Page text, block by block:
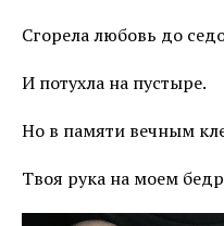
Сгорела любовь до
И потухла на пустыре.
Но в памяти вечным
Твоя рука на моем